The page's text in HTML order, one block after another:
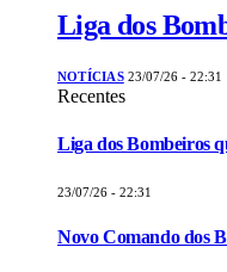
Liga dos
NOTÍCIAS 23/07/26 - 22:31
Recentes
Liga dos Bombeiros
23/07/26 - 22:31
Novo Comando dos